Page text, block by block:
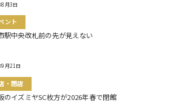
月3日
ント
駅中央改札前の先が見えない
月21日
・閉店
のイズミヤSC枚方が2026年春で閉館